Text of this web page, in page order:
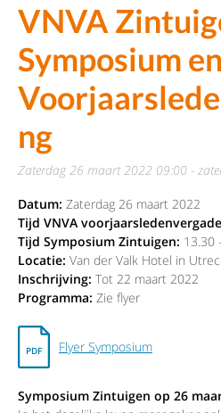
VNVA
Symposium
ng
zaterdag 26 maart 2022 09:00 -
Datum: Zaterdag 26 maart 2022
Tijd VNVA
Tijd Symposium Zintuigen: 13.30
Locatie: Van der Valk Hotel in
Inschrijving: Tot 22 maart 2022
Programma: Zie flyer
Flyer Symposium
Symposium Zintuigen op 26